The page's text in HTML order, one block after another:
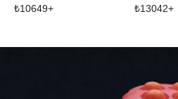
₺10649+ ₺13042+